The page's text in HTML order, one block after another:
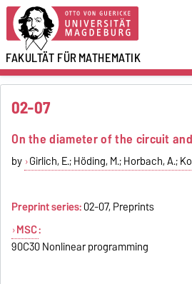
FAKULTÄT FÜRMATHEMATIK
02-07
On the diameter of the circuit
by Girlich, E.; Höding, M.; Horbach, A.;
Preprint series:02-07, Preprints
MSC:
90C30 Nonlinear programming